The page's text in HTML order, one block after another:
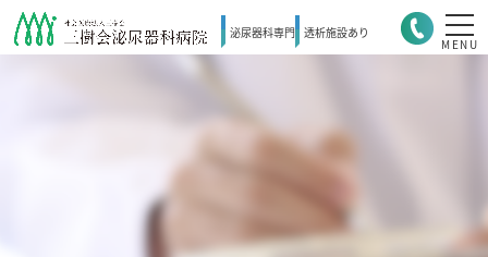
泌尿器科専門 透析施設あり
MENU